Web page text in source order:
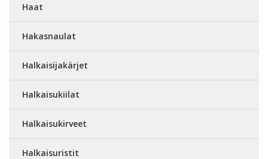
Haat
Hakasnaulat
Halkaisijakärjet
Halkaisukiilat
Halkaisukirveet
Halkaisuristit